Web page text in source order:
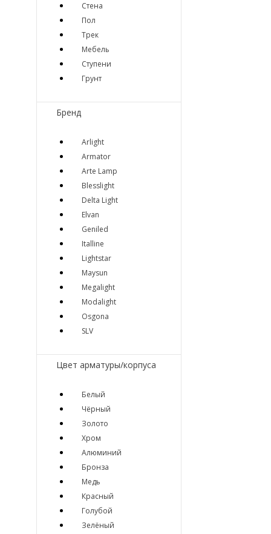
Стена
Пол
Трек
Мебель
Ступени
Грунт
Бренд
Arlight
Armator
Arte Lamp
Blesslight
Delta Light
Elvan
Geniled
Italline
Lightstar
Maysun
Megalight
Modalight
Osgona
SLV
Цвет арматуры/корпуса
Белый
Чёрный
Золото
Хром
Алюминий
Бронза
Медь
Красный
Голубой
Зелёный